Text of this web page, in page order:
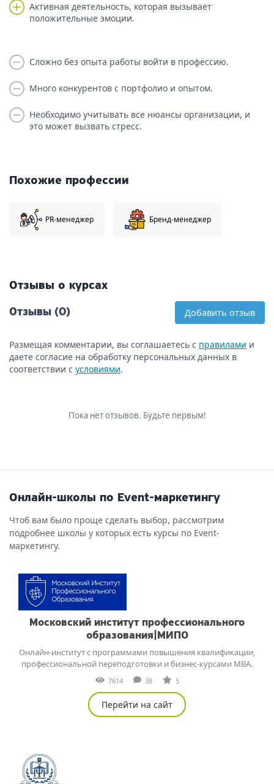
Активная деятельность, которая вызывает
положительные эмоции.
Сложно без опыта работы войти в профессию.
Много конкурентов с портфолио и опытом.
Необходимо учитывать все нюансы организации, и
это может вызвать стресс.
Похожие профессии
PR-менеджер Бренд-менеджер
Отзывы о курсах
Отзывы (0) Добавить отзыв
Размещая комментарии, вы соглашаетесь с правилами и
даете согласие на обработку персональных данных в
соответствии с условиями.
Пока нет отзывов. Будьте первым!
Онлайн-школы по Event-маркетингу
Чтоб вам было проще сделать выбор, рассмотрим
подробнее школы у которых есть курсы по Event-
маркетингу.
Московский институт профессионального
образования|МИПО
Онлайн-институт с программами повышения квалификации,
профессиональной переподготовки и бизнес-курсами MBA.
7614 38 5
Перейти на сайт